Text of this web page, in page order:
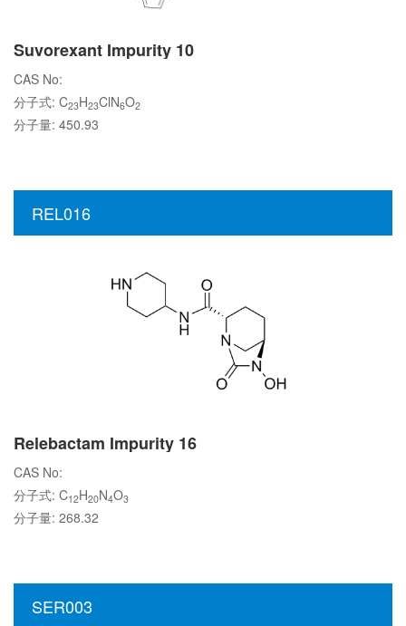
Suvorexant Impurity 10
CAS No:
分子式: C23H23ClN6O2
分子量: 450.93
REL016
Relebactam Impurity 16
CAS No:
分子式: C12H20N4O3
分子量: 268.32
SER003